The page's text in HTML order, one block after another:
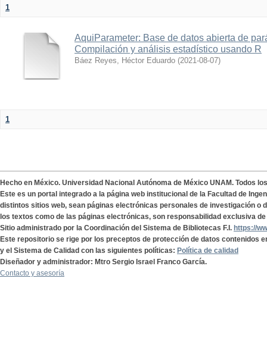
1
AquiParameter: Base de datos abierta de
Compilación y análisis estadístico usando R
Báez Reyes, Héctor Eduardo (2021-08-07)
1
Hecho en México. Universidad Nacional Autónoma de México UNAM. Todos
Este es un portal integrado a la página web institucional de la Facultad de
distintos sitios web, sean páginas electrónicas personales de investigación o
los textos como de las páginas electrónicas, son responsabilidad exclusiva
Sitio administrado por la Coordinación del Sistema de Bibliotecas F.I. https://
Este repositorio se rige por los preceptos de protección de datos contenidos
y el Sistema de Calidad con las siguientes políticas: Política de calidad
Diseñador y administrador: Mtro Sergio Israel Franco García.
Contacto y asesoría